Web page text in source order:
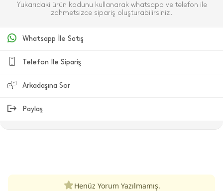
Yukarıdaki ürün kodunu kullanarak whatsapp ve telefon ile
zahmetsizce sipariş oluşturabilirsiniz.
Whatsapp İle Satış
Telefon İle Sipariş
Arkadaşına Sor
Paylaş
Henüz Yorum Yazılmamış.